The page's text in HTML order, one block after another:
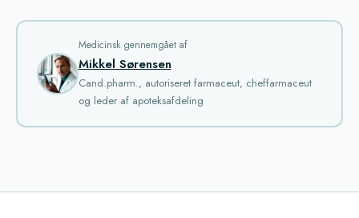
Medicinsk gennemgået af
Mikkel Sørensen
Cand.pharm., autoriseret farmaceut, cheffarmaceut
og leder af apoteksafdeling